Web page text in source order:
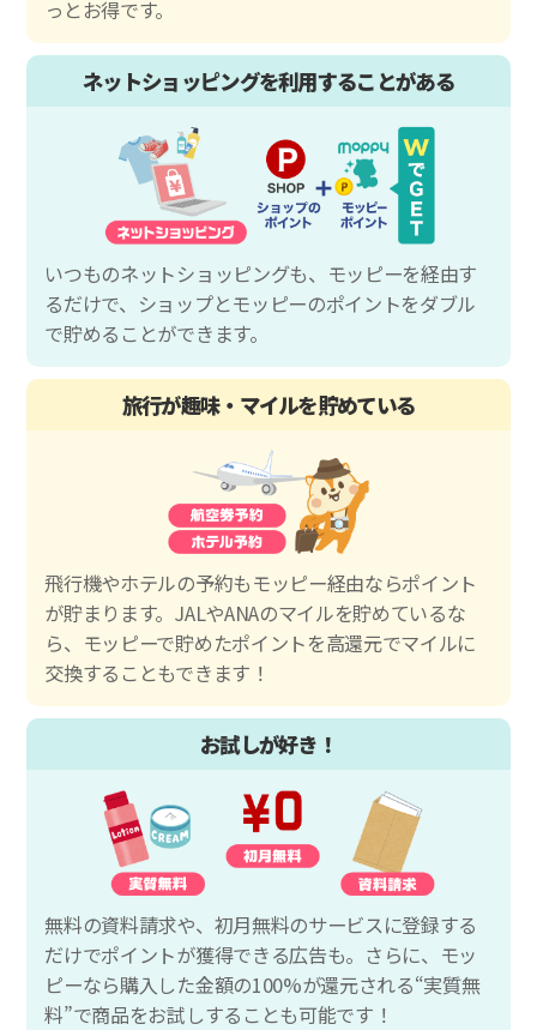
っとお得です。
ネットショッピングを利用することがある
いつものネットショッピングも、モッピーを経由す
るだけで、ショップとモッピーのポイントをダブル
で貯めることができます。
旅行が趣味・マイルを貯めている
飛行機やホテルの予約もモッピー経由ならポイント
が貯まります。JALやANAのマイルを貯めているな
ら、モッピーで貯めたポイントを高還元でマイルに
交換することもできます！
お試しが好き！
無料の資料請求や、初月無料のサービスに登録する
だけでポイントが獲得できる広告も。さらに、モッ
ピーなら購入した金額の100%が還元される“実質無
料”で商品をお試しすることも可能です！